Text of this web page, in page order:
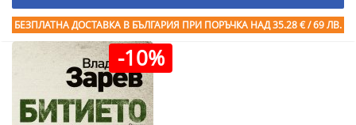
БЕЗПЛАТНА ДОСТАВКА В БЪЛГАРИЯ ПРИ ПОРЪЧКА НАД 35.28 € / 69 ЛВ.
-10%